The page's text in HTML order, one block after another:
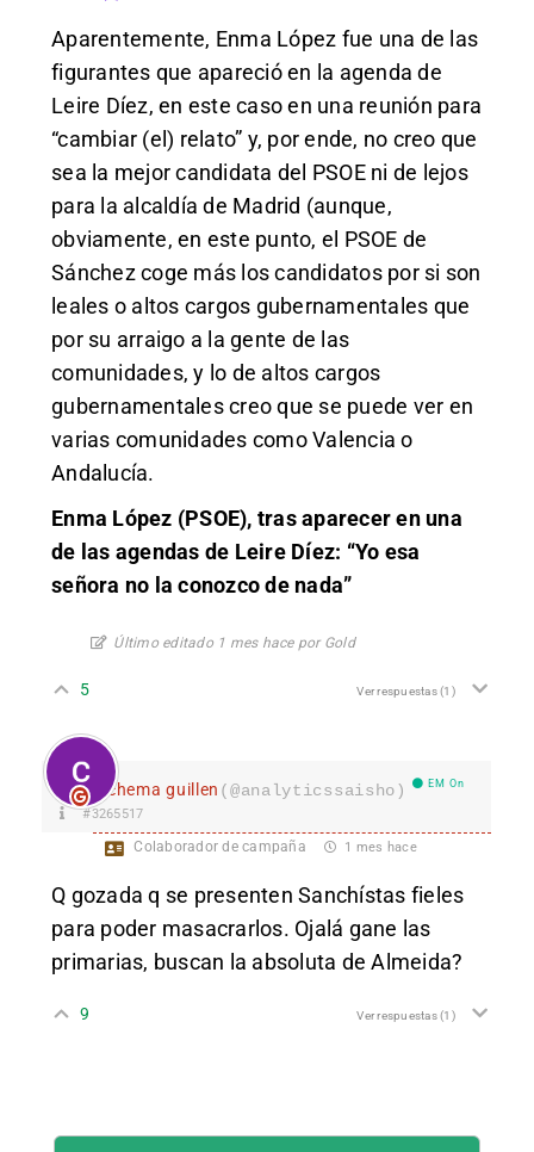
Aparentemente, Enma López fue una de las
figurantes que apareció en la agenda de
Leire Díez, en este caso en una reunión para
“cambiar (el) relato” y, por ende, no creo que
sea la mejor candidata del PSOE ni de lejos
para la alcaldía de Madrid (aunque,
obviamente, en este punto, el PSOE de
Sánchez coge más los candidatos por si son
leales o altos cargos gubernamentales que
por su arraigo a la gente de las
comunidades, y lo de altos cargos
gubernamentales creo que se puede ver en
varias comunidades como Valencia o
Andalucía.
Enma López (PSOE), tras aparecer en una
de las agendas de Leire Díez: “Yo esa
señora no la conozco de nada”
Último editado 1 mes hace por Gold
5 Ver respuestas(1)
chema guillen (@analyticssaisho) EM On
#3265517
Colaborador de campaña 1 mes hace
Q gozada q se presenten Sanchístas fieles
para poder masacrarlos. Ojalá gane las
primarias, buscan la absoluta de Almeida?
9 Ver respuestas(1)